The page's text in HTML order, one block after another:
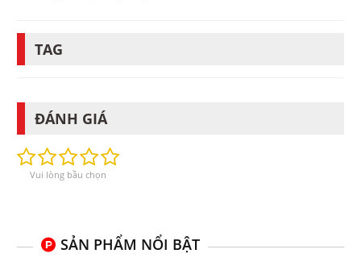
TAG
ĐÁNH GIÁ
Vui lòng bầu chọn
SẢN PHẨM NỔI BẬT